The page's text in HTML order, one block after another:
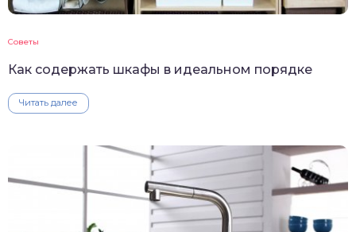
Советы
Как содержать шкафы в идеальном порядке
Читать далее